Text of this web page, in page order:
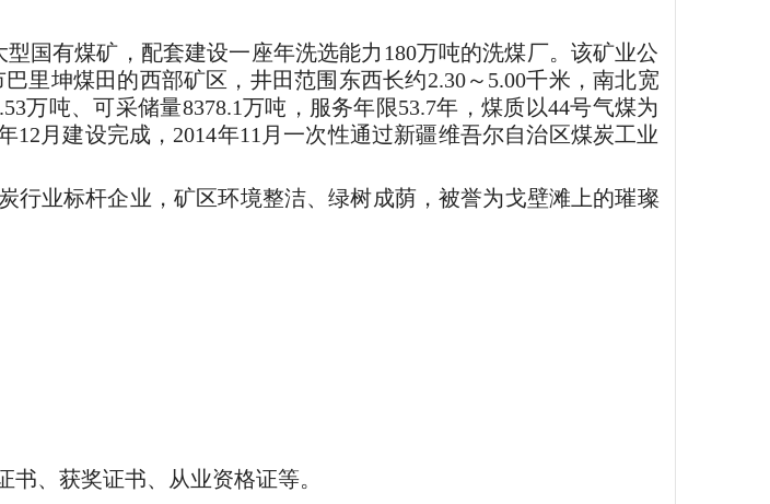
国有煤矿，配套建设一座年洗选能力180万吨的洗煤厂。该矿业公
里坤煤田的西部矿区，井田范围东西长约2.30～5.00千米，南北宽
万吨、可采储量8378.1万吨，服务年限53.7年，煤质以44号气煤为
12月建设完成，2014年11月一次性通过新疆维吾尔自治区煤炭工业
行业标杆企业，矿区环境整洁、绿树成荫，被誉为戈壁滩上的璀璨
、获奖证书、从业资格证等。